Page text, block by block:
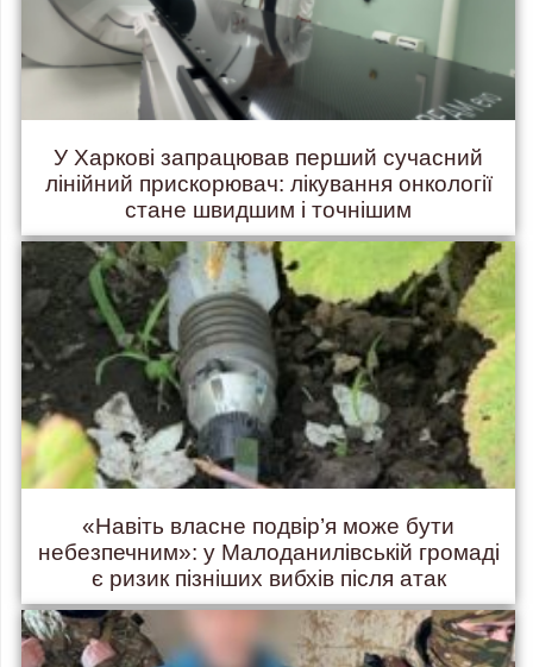
У Харкові запрацював перший сучасний
лінійний прискорювач: лікування онкології
стане швидшим і точнішим
«Навіть власне подвір’я може бути
небезпечним»: у Малоданилівській громаді
є ризик пізніших вибхів після атак